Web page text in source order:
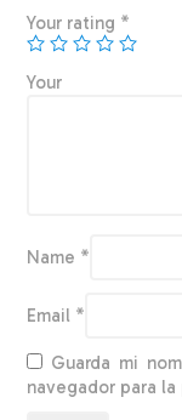
Your rating *
Name *
Email *
Guarda mi
navegador para